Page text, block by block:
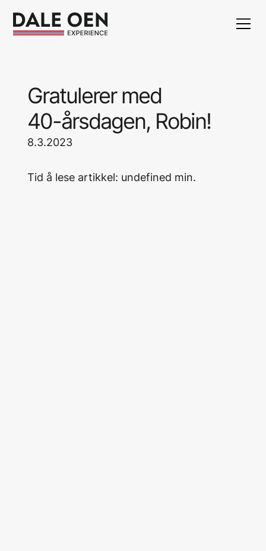
Gratulerer med
40-årsdagen, Robin!
8.3.2023
Tid å lese artikkel: undefined min.